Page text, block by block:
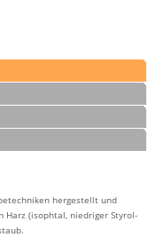
hergestellt und
Harz (isophtal, niedriger Styrol-